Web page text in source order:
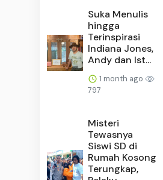
Suka Menulis
hingga
Terinspirasi
Indiana Jones,
Andy dan Ist...
1 month ago
797
Misteri
Tewasnya
Siswi SD di
Rumah Kosong
Terungkap,